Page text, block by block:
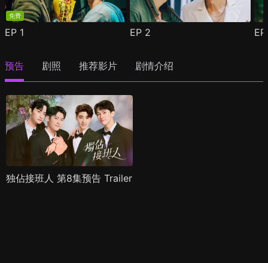
免费
EP 1 EP 2
预告 剧照 推荐影片 剧情介绍
独佔接班人 第8集预告 Trailer